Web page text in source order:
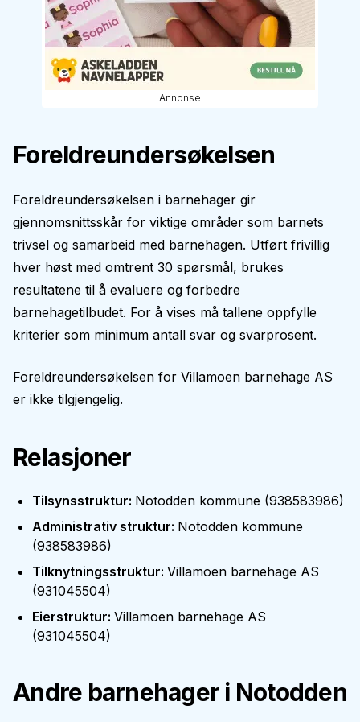
Annonse
Foreldreundersøkelsen
Foreldreundersøkelsen i barnehager gir
gjennomsnittsskår for viktige områder som barnets
trivsel og samarbeid med barnehagen. Utført frivillig
hver høst med omtrent 30 spørsmål, brukes
resultatene til å evaluere og forbedre
barnehagetilbudet. For å vises må tallene oppfylle
kriterier som minimum antall svar og svarprosent.
Foreldreundersøkelsen for Villamoen barnehage AS
er ikke tilgjengelig.
Relasjoner
Tilsynsstruktur: Notodden kommune (938583986)
Administrativ struktur: Notodden kommune
(938583986)
Tilknytningsstruktur: Villamoen barnehage AS
(931045504)
Eierstruktur: Villamoen barnehage AS
(931045504)
Andre barnehager i Notodden